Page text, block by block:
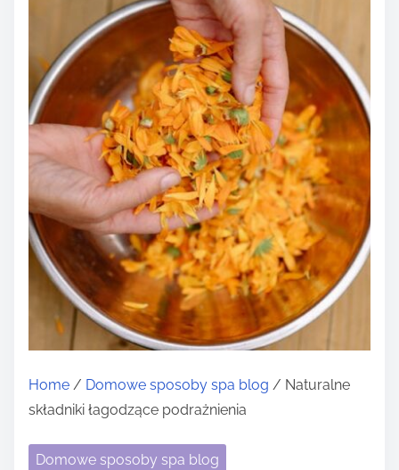
Home / Domowe sposoby spa blog / Naturalne
składniki łagodzące podrażnienia
Domowe sposoby spa blog